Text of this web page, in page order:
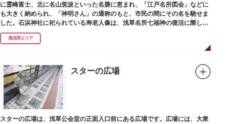
に霊峰富士、北に名山筑波といった名勝に恵まれ、「江戸名所図会」などに
も大きく納められ、「神明さん」の通称のもと、市民の間にその名を馳せま
した。石浜神社に祀られている寿老人像は、浅草名所七福神の復活に際し、
延命長寿の神として奉安されたものです。
奥浅草エリア
スターの広場
スターの広場は、浅草公会堂の正面入口前にある広場です。広場には、大衆